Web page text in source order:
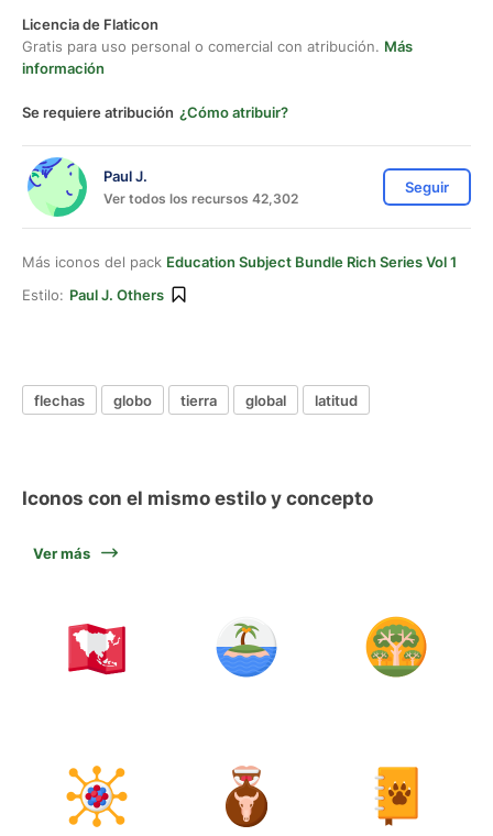
Licencia de Flaticon
Gratis para uso personal o comercial con atribución. Más
información
Se requiere atribución ¿Cómo atribuir?
Paul J.
Ver todos los recursos 42,302
Seguir
Más iconos del pack Education Subject Bundle Rich Series Vol 1
Estilo: Paul J. Others
flechas globo tierra global latitud
Iconos con el mismo estilo y concepto
Ver más